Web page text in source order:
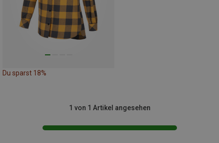
Du sparst 18%
1 von 1 Artikel angesehen